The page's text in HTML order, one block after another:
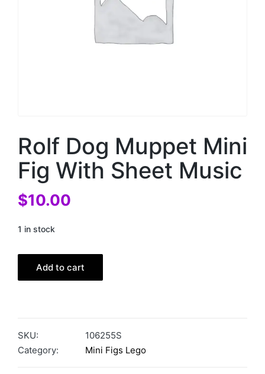
Rolf Dog Muppet Mini
Fig With Sheet Music
$10.00
1 in stock
Add to cart
SKU:
106255S
Category:
Mini Figs Lego